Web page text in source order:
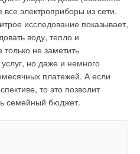
электроприборы из сети.
исследование показывает,
воду, тепло и
не заметить
но даже и немного
платежей. А если
то это позволит
семейный бюджет.
службы здания (порядка
и для Здания 2.
место ровно через 2 года,
заметить, что
для Зданий 1 и 2
чем в предыдущих
по данным 2006 г.
создания расхода
существенно
окончательное
ситуациях, лежит в технико-
соответствующем
теплопередачи
взятым в некоторой